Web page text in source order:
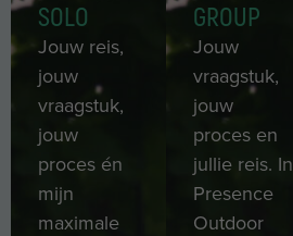
SOLO
Jouw reis,
jouw
vraagstuk,
jouw
proces én
mijn
maximale
GROUP
Jouw
vraagstuk,
jouw
proces en
jullie reis. In
Presence
Outdoor